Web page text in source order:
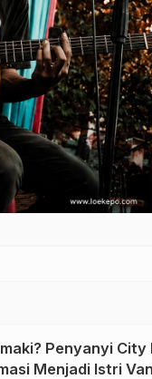
Penyanyi City
Menjadi Istri